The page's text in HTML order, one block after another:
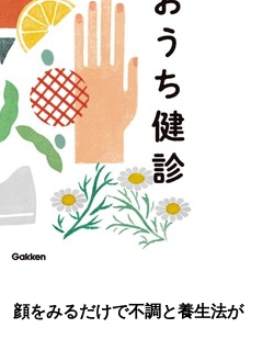
をみるだけで不調と養生法が